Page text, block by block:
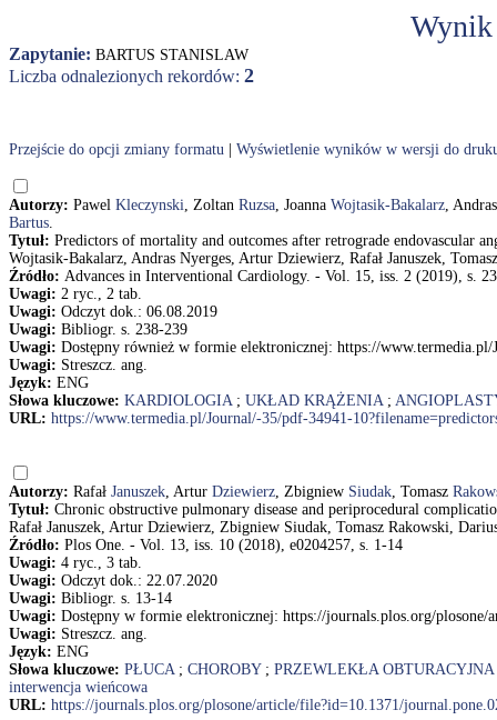
Zapytanie: BARTUS STANISLAW
Liczba odnalezionych rekordów: 2
Przejście do opcji zmiany formatu Wyświetlenie wyników w wersji do
Autorzy: Pawel Kleczynski, Zoltan Ruzsa, Joanna Wojtasik-Bakalarz,
Bartus.
Tytuł: Predictors of mortality and outcomes after retrograde endovascular
Wojtasik-Bakalarz, Andras Nyerges, Artur Dziewierz, Rafał Januszek,
Źródło: Advances in Interventional Cardiology. - Vol. 15, iss. 2 (2019), s.
Uwagi: 2 ryc., 2 tab.
Uwagi: Odczyt dok.: 06.08.2019
Uwagi: Bibliogr. s. 238-239
Uwagi: Dostępny również w formie elektronicznej: https://
Uwagi: Streszcz. ang.
Język: ENG
Słowa kluczowe: KARDIOLOGIA; UKŁAD KRĄŻENIA;
URL: https://www.termedia.pl/Journal/-35/pdf-34941-
Autorzy: Rafał Januszek, Artur Dziewierz, Zbigniew Siudak, Tomasz
Tytuł: Chronic obstructive pulmonary disease and periprocedural
Rafał Januszek, Artur Dziewierz, Zbigniew Siudak, Tomasz Rakowski,
Źródło: Plos One. - Vol. 13, iss. 10 (2018), e0204257, s. 1-14
Uwagi: 4 ryc., 3 tab.
Uwagi: Odczyt dok.: 22.07.2020
Uwagi: Bibliogr. s. 13-14
Uwagi: Dostępny w formie elektronicznej: https://journals.plos.org/
Uwagi: Streszcz. ang.
Język: ENG
Słowa kluczowe: PŁUCA; CHOROBY; PRZEWLEKŁA OBTURACYJNA
interwencja wieńcowa
URL: https://journals.plos.org/plosone/article/file?id=10.1371/